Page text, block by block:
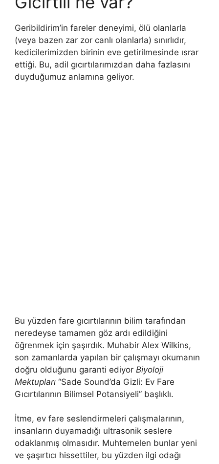
Geribildirim’in fareler deneyimi, ölü olanlarla
(veya bazen zar zor canlı olanlarla) sınırlıdır,
kedicilerimizden birinin eve getirilmesinde ısrar
ettiği. Bu, adil gıcırtılarımızdan daha fazlasını
duyduğumuz anlamına geliyor.
Bu yüzden fare gıcırtılarının bilim tarafından
neredeyse tamamen göz ardı edildiğini
öğrenmek için şaşırdık. Muhabir Alex Wilkins,
son zamanlarda yapılan bir çalışmayı okumanın
doğru olduğunu garanti ediyor Biyoloji
Mektupları “Sade Sound’da Gizli: Ev Fare
Gıcırtılarının Bilimsel Potansiyeli” başlıklı.
İtme, ev fare seslendirmeleri çalışmalarının,
insanların duyamadığı ultrasonik seslere
odaklanmış olmasıdır. Muhtemelen bunlar yeni
ve şaşırtıcı hissettiler, bu yüzden ilgi odağı